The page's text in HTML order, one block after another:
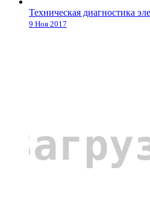
Техническая диагностика
9 Ноя 2017